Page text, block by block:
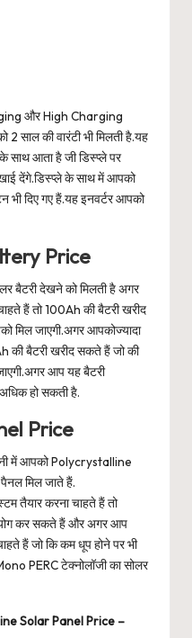
और High Charging
साल की वारंटी भी मिलती है.यह
साथ आता है जी डिस्प्ले पर
देंगे.डिस्प्ले के साथ में आपको
भी दिए गए हैं.यह इनवर्टर आपको
Price
बैटरी देखने को मिलती है अगर
हैं तो 100Ah की बैटरी खरीद
जाएगी.अगर आपकोज्यादा
बैटरी खरीद सकते हैं जो की
आप यह बैटरी
हो सकती है.
Price
में आपको Polycrystalline
मिल जाते हैं.
तैयार करना चाहते हैं तो
कर सकते हैं और अगर आप
हैं जो कि कम धूप होने पर भी
PERC टेक्नोलॉजी का सोलर
Solar Panel Price –